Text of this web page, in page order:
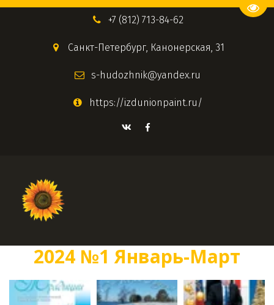
+7 (812) 713-84-62
Санкт-Петербург, Канонерская, 31
s-hudozhnik@yandex.ru
https://izdunionpaint.ru/
2024 №1 Январь-Март